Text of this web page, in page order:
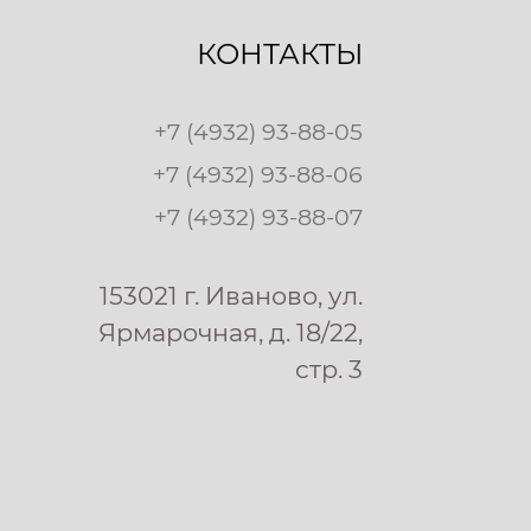
КОНТАКТЫ
+7 (4932) 93-88-05
+7 (4932) 93-88-06
+7 (4932) 93-88-07
153021 г. Иваново, ул.
Ярмарочная, д. 18/22,
стр. 3